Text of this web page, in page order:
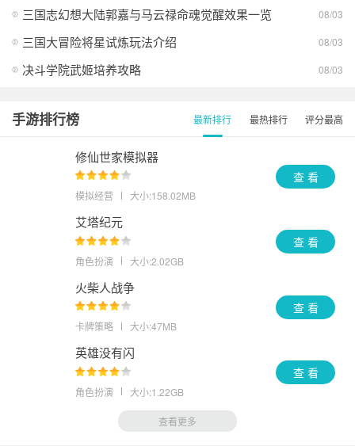
三国志幻想大陆郭嘉与马云禄命魂觉醒效果一览 08/03
三国大冒险将星试炼玩法介绍 08/03
决斗学院武姬培养攻略 08/03
手游排行榜 最新排行 最热排行 评分最高
修仙世家模拟器
模拟经营 大小:158.02MB
查 看
艾塔纪元
角色扮演 大小:2.02GB
查 看
火柴人战争
卡牌策略 大小:47MB
查 看
英雄没有闪
角色扮演 大小:1.22GB
查 看
查看更多